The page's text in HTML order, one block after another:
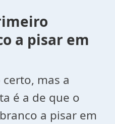
a pisar em
mas a
é a de que o
a pisar em